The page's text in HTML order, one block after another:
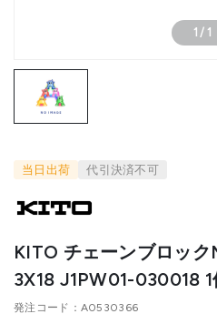
1 / 1
当日出荷 代引決済不可
KITO チェーンブロッ
3X18 J1PW01-030018
発注コード A0530366